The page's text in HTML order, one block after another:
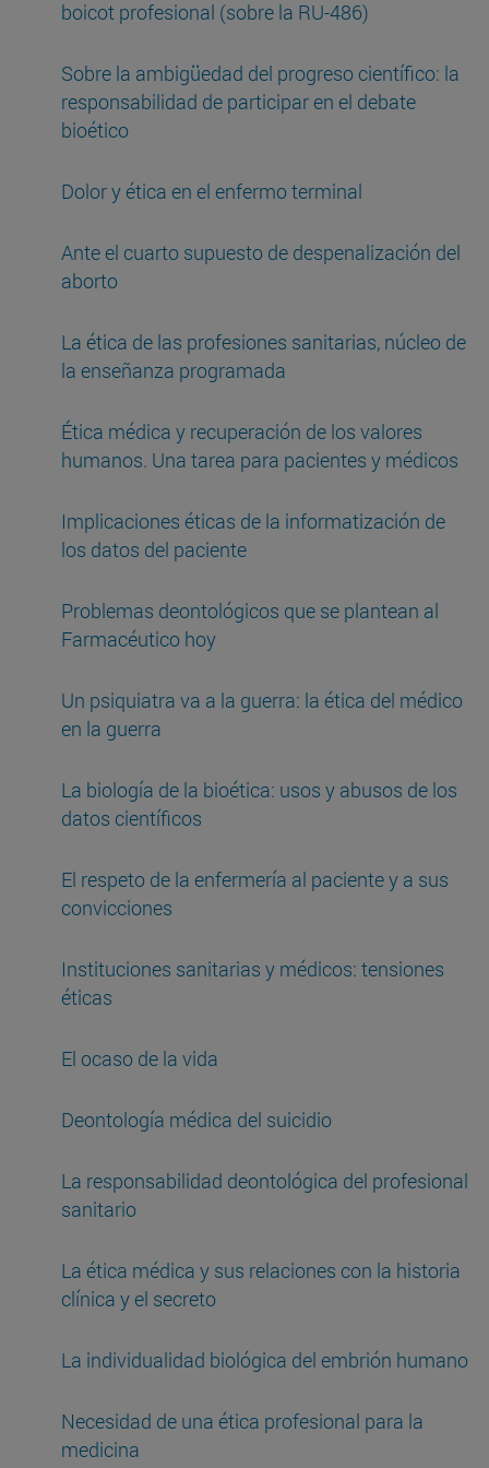
boicot profesional (sobre la RU-486)
Sobre la ambigüedad del progreso científico: la
responsabilidad de participar en el debate
bioético
Dolor y ética en el enfermo terminal
Ante el cuarto supuesto de despenalización del
aborto
La ética de las profesiones sanitarias, núcleo de
la enseñanza programada
Ética médica y recuperación de los valores
humanos. Una tarea para pacientes y médicos
Implicaciones éticas de la informatización de
los datos del paciente
Problemas deontológicos que se plantean al
Farmacéutico hoy
Un psiquiatra va a la guerra: la ética del médico
en la guerra
La biología de la bioética: usos y abusos de los
datos científicos
El respeto de la enfermería al paciente y a sus
convicciones
Instituciones sanitarias y médicos: tensiones
éticas
El ocaso de la vida
Deontología médica del suicidio
La responsabilidad deontológica del profesional
sanitario
La ética médica y sus relaciones con la historia
clínica y el secreto
La individualidad biológica del embrión humano
Necesidad de una ética profesional para la
medicina